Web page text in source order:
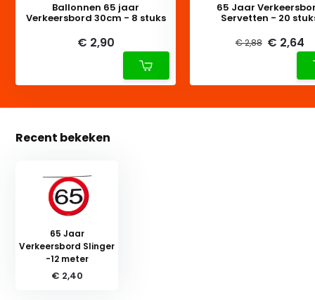
Ballonnen 65 jaar
Verkeersbord 30cm - 8 stuks
€ 2,90
65 Jaar
Servetten - 20
€ 2,88 € 2,64
Recent bekeken
65 Jaar
Verkeersbord Slinger
-12 meter
€ 2,40